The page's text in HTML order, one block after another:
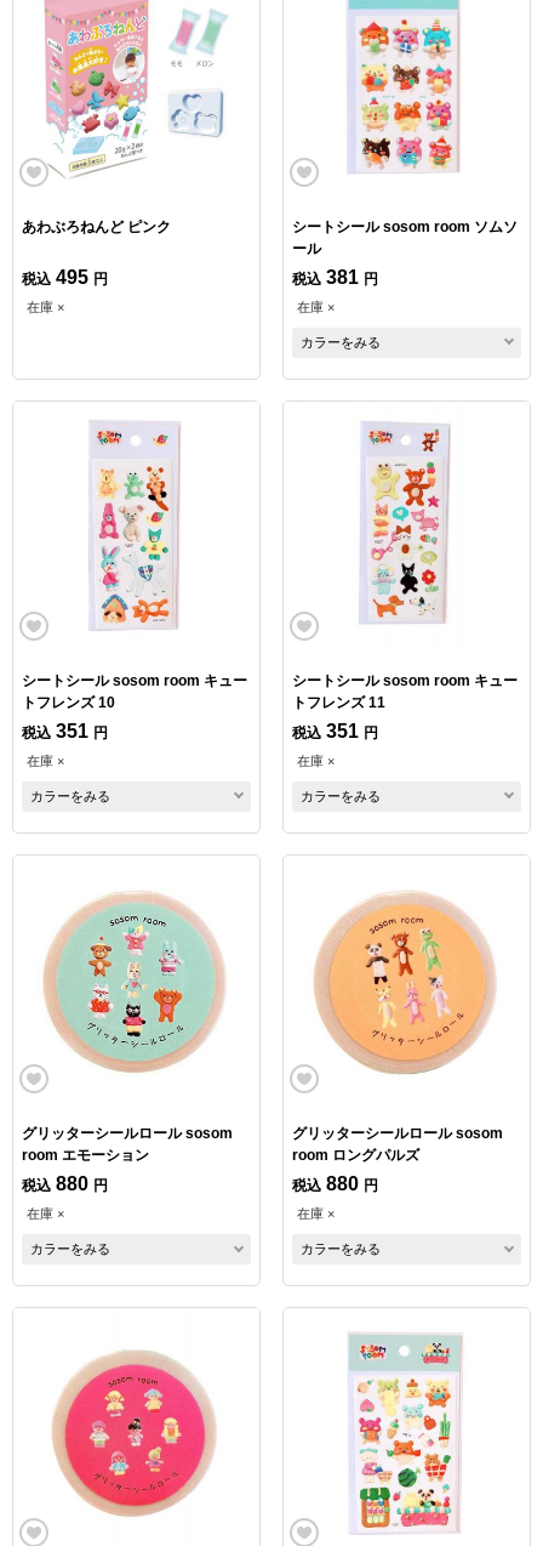
あわぶろねんど ピンク
税込 495 円
在庫 ×
シートシール sosom room ソムソ
ール
税込 381 円
在庫 ×
カラーをみる
シートシール sosom room キュー
トフレンズ 10
税込 351 円
在庫 ×
カラーをみる
シートシール sosom room キュー
トフレンズ 11
税込 351 円
在庫 ×
カラーをみる
グリッターシールロール sosom
room エモーション
税込 880 円
在庫 ×
カラーをみる
グリッターシールロール sosom
room ロングパルズ
税込 880 円
在庫 ×
カラーをみる